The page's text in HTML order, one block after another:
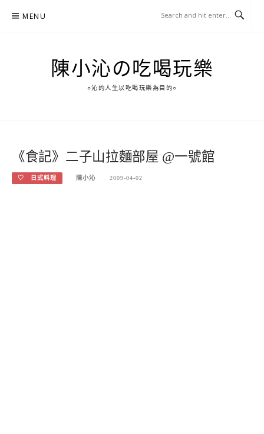
MENU
陳小沁の吃喝玩樂
○沁的人生以吃喝玩樂為目的○
《食記》二子山拉麵部屋 @一號館
♡ 日式料理 陳小沁 2009-04-02